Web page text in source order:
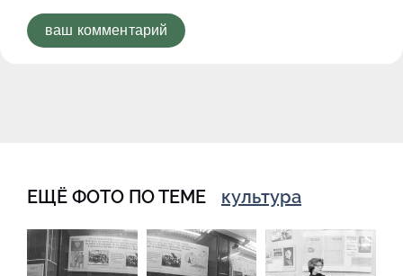
ваш комментарий
ЕЩЁ ФОТО ПО ТЕМЕ культура